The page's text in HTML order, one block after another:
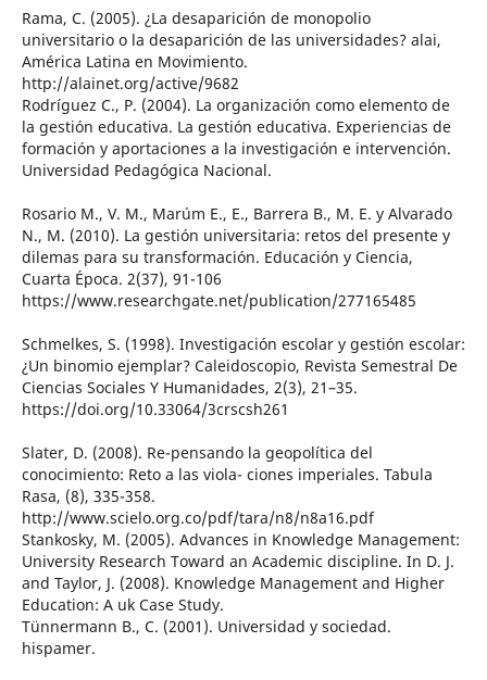
Rama, C. (2005). ¿La desaparición de monopolio
universitario o la desaparición de las universidades? alai,
América Latina en Movimiento.
http://alainet.org/active/9682
Rodríguez C., P. (2004). La organización como elemento de
la gestión educativa. La gestión educativa. Experiencias de
formación y aportaciones a la investigación e intervención.
Universidad Pedagógica Nacional.
Rosario M., V. M., Marúm E., E., Barrera B., M. E. y Alvarado
N., M. (2010). La gestión universitaria: retos del presente y
dilemas para su transformación. Educación y Ciencia,
Cuarta Época. 2(37), 91-106
https://www.researchgate.net/publication/277165485
Schmelkes, S. (1998). Investigación escolar y gestión escolar:
¿Un binomio ejemplar? Caleidoscopio, Revista Semestral De
Ciencias Sociales Y Humanidades, 2(3), 21–35.
https://doi.org/10.33064/3crscsh261
Slater, D. (2008). Re-pensando la geopolítica del
conocimiento: Reto a las viola- ciones imperiales. Tabula
Rasa, (8), 335-358.
http://www.scielo.org.co/pdf/tara/n8/n8a16.pdf
Stankosky, M. (2005). Advances in Knowledge Management:
University Research Toward an Academic discipline. In D. J.
and Taylor, J. (2008). Knowledge Management and Higher
Education: A uk Case Study.
Tünnermann B., C. (2001). Universidad y sociedad.
hispamer.